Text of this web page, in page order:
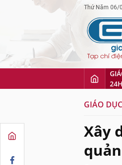
Thứ Năm 06/
24H
GIÁO
Xây